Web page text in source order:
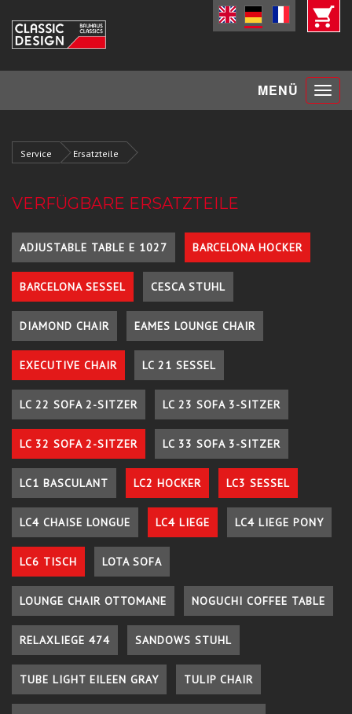
MENÜ Toggle
Service Ersatzteile
VERFÜGBARE ERSATZTEILE
ADJUSTABLE TABLE E 1027 BARCELONA HOCKER
BARCELONA SESSEL CESCA STUHL
DIAMOND CHAIR EAMES LOUNGE CHAIR
EXECUTIVE CHAIR LC 21 SESSEL
LC 22 SOFA 2-SITZER LC 23 SOFA 3-SITZER
LC 32 SOFA 2-SITZER LC 33 SOFA 3-SITZER
LC1 BASCULANT LC2 HOCKER LC3 SESSEL
LC4 CHAISE LONGUE LC4 LIEGE LC4 LIEGE PONY
LC6 TISCH LOTA SOFA
LOUNGE CHAIR OTTOMANE NOGUCHI COFFEE TABLE
RELAXLIEGE 474 SANDOWS STUHL
TUBE LIGHT EILEEN GRAY TULIP CHAIR